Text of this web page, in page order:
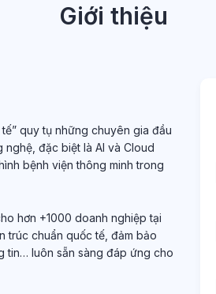
Giới thiệu
quy tụ những chuyên gia đầu
đặc biệt là AI và Cloud
bệnh viện thông minh trong
hơn +1000 doanh nghiệp tại
trúc chuẩn quốc tế, đảm bảo
tin… luôn sẵn sàng đáp ứng cho